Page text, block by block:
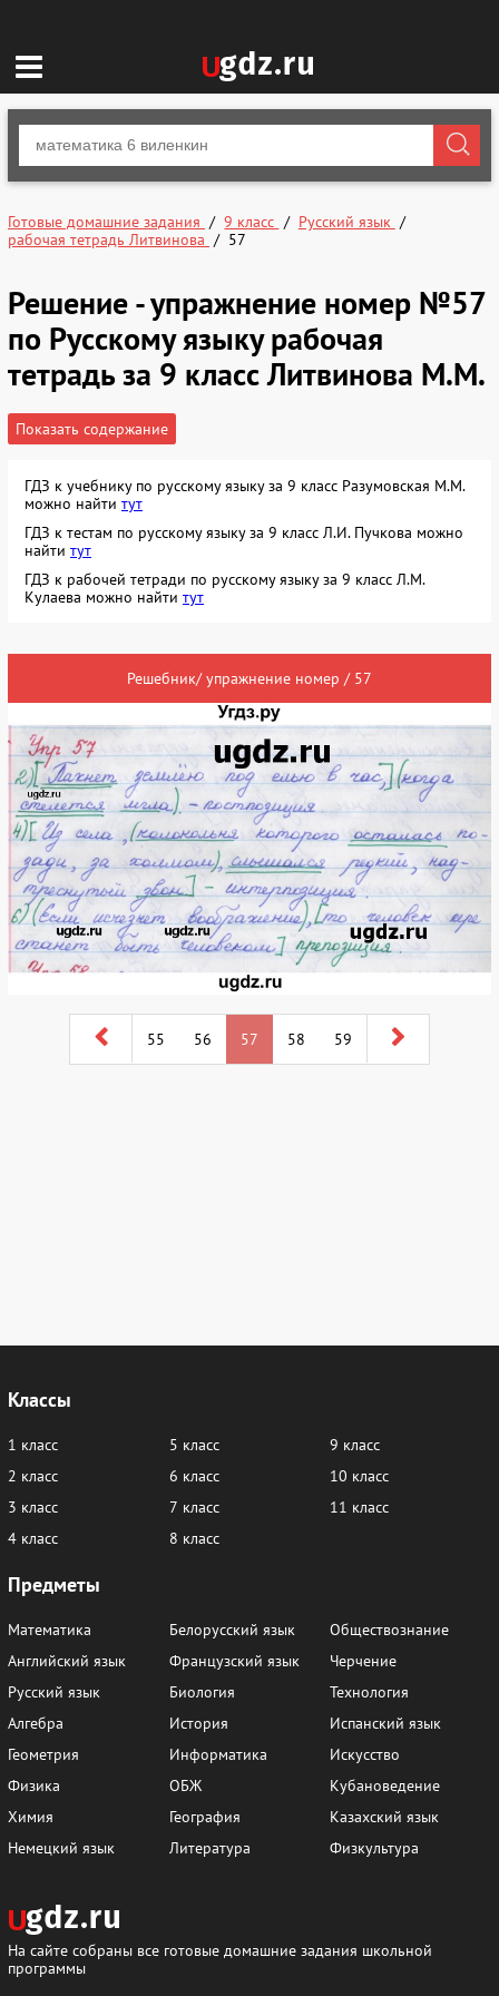
Готовые домашние задания 9 класс
Русский язык
рабочая тетрадь Литвинова
57
Решение - упражнение номер №57
по Русскому языку рабочая
тетрадь за 9 класс Литвинова М.М.
Показать содержание
ГДЗ к учебнику по русскому языку за 9 класс Разумовская М.М.
можно найти тут
ГДЗ к тестам по русскому языку за 9 класс Л.И. Пучкова можно
найти тут
ГДЗ к рабочей тетради по русскому языку за 9 класс Л.М.
Кулаева можно найти тут
Решебник/ упражнение номер / 57
55 56 57 58 59
Классы
1 класс
2 класс
3 класс
4 класс
5 класс
6 класс
7 класс
8 класс
9 класс
10 класс
11 класс
Предметы
Математика
Английский язык
Русский язык
Алгебра
Геометрия
Физика
Химия
Немецкий язык
Белорусский язык
Французский язык
Биология
История
Информатика
ОБЖ
География
Литература
Обществознание
Черчение
Технология
Испанский язык
Искусство
Кубановедение
Казахский язык
Физкультура
На сайте собраны все готовые домашние задания школьной
программы